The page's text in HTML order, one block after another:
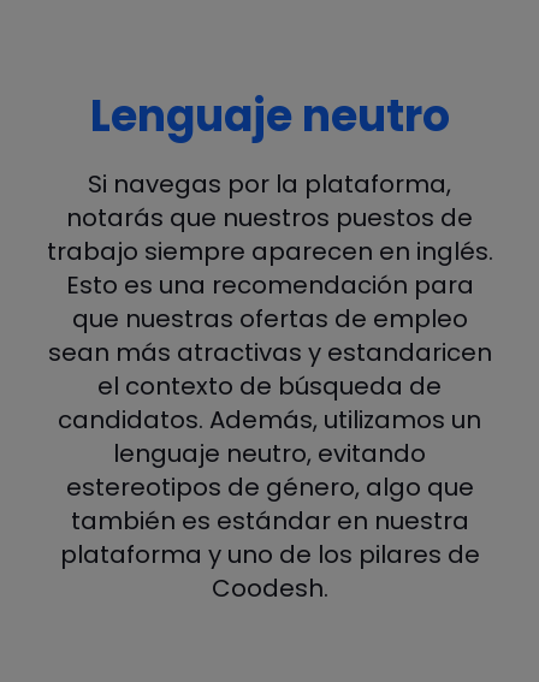
Lenguaje neutro
Si navegas por la plataforma,
notarás que nuestros puestos de
trabajo siempre aparecen en inglés.
Esto es una recomendación para
que nuestras ofertas de empleo
sean más atractivas y estandaricen
el contexto de búsqueda de
candidatos. Además, utilizamos un
lenguaje neutro, evitando
estereotipos de género, algo que
también es estándar en nuestra
plataforma y uno de los pilares de
Coodesh.